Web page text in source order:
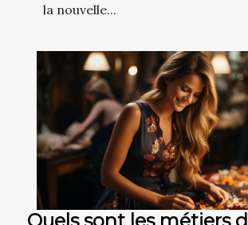
la nouvelle...